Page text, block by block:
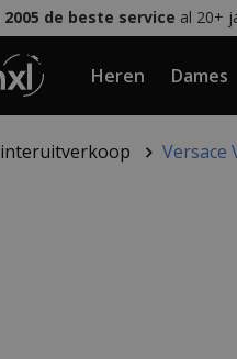
2005 de beste service al 20+
Heren Dames
Versace